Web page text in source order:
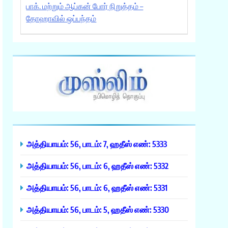
பாக். மற்றும் ஆப்கன் போர் நிறுத்தம் –
தோஹாவில் ஒப்பந்தம்
அத்தியாயம்: 56, பாடம்: 7, ஹதீஸ் எண்: 5333
அத்தியாயம்: 56, பாடம்: 6, ஹதீஸ் எண்: 5332
அத்தியாயம்: 56, பாடம்: 6, ஹதீஸ் எண்: 5331
அத்தியாயம்: 56, பாடம்: 5, ஹதீஸ் எண்: 5330